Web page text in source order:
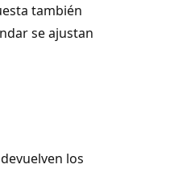
también
se ajustan
los